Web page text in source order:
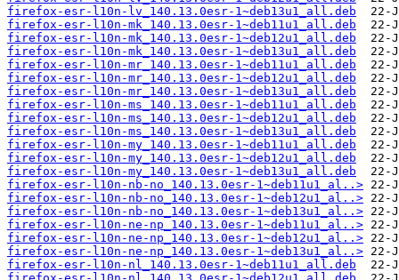
firefox-esr-l10n-lv_140.13.0esr-1~deb13u1_all.deb
firefox-esr-l10n-mk_140.13.0esr-1~deb11u1_all.deb
firefox-esr-l10n-mk_140.13.0esr-1~deb12u1_all.deb
firefox-esr-l10n-mk_140.13.0esr-1~deb13u1_all.deb
firefox-esr-l10n-mr_140.13.0esr-1~deb11u1_all.deb
firefox-esr-l10n-mr_140.13.0esr-1~deb12u1_all.deb
firefox-esr-l10n-mr_140.13.0esr-1~deb13u1_all.deb
firefox-esr-l10n-ms_140.13.0esr-1~deb11u1_all.deb
firefox-esr-l10n-ms_140.13.0esr-1~deb12u1_all.deb
firefox-esr-l10n-ms_140.13.0esr-1~deb13u1_all.deb
firefox-esr-l10n-my_140.13.0esr-1~deb11u1_all.deb
firefox-esr-l10n-my_140.13.0esr-1~deb12u1_all.deb
firefox-esr-l10n-my_140.13.0esr-1~deb13u1_all.deb
firefox-esr-l10n-nb-no_140.13.0esr-1~deb11u1_al..>
firefox-esr-l10n-nb-no_140.13.0esr-1~deb12u1_al..>
firefox-esr-l10n-nb-no_140.13.0esr-1~deb13u1_al..>
firefox-esr-l10n-ne-np_140.13.0esr-1~deb11u1_al..>
firefox-esr-l10n-ne-np_140.13.0esr-1~deb12u1_al..>
firefox-esr-l10n-ne-np_140.13.0esr-1~deb13u1_al..>
firefox-esr-l10n-nl_140.13.0esr-1~deb11u1_all.deb